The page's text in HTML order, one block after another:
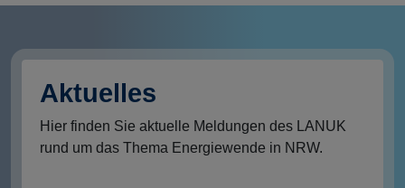
Aktuelles
Hier finden Sie aktuelle Meldungen des LANUK
rund um das Thema Energiewende in NRW.